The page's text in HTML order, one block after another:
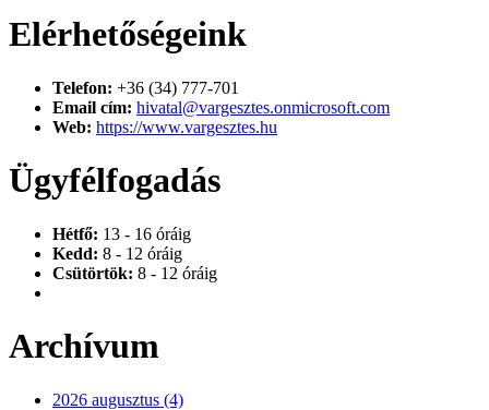
Elérhetőségeink
Telefon: +36 (34) 777-701
Email cím: hivatal@vargesztes.onmicrosoft.com
Web: https://www.vargesztes.hu
Ügyfélfogadás
Hétfő: 13 - 16 óráig
Kedd: 8 - 12 óráig
Csütörtök: 8 - 12 óráig
Archívum
2026 augusztus (4)